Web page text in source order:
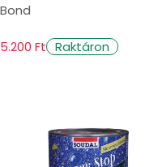
Bond
5.200 Ft Raktáron